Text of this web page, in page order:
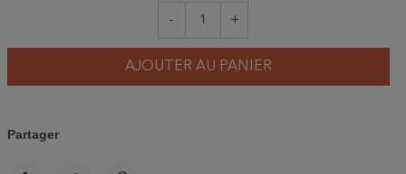
- +
AJOUTER AU PANIER
Partager